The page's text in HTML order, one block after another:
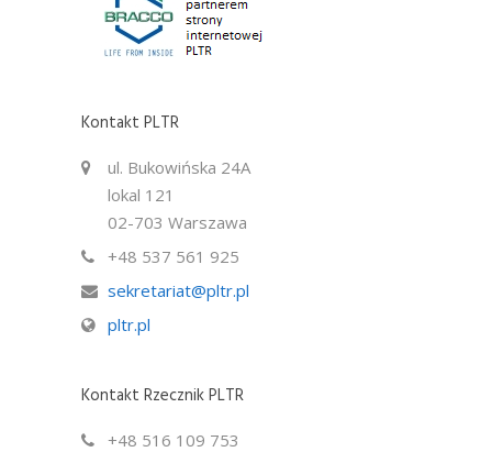
Kontakt PLTR
ul. Bukowińska 24A
lokal 121
02-703 Warszawa
+48 537 561 925
sekretariat@pltr.pl
pltr.pl
Kontakt Rzecznik PLTR
+48 516 109 753